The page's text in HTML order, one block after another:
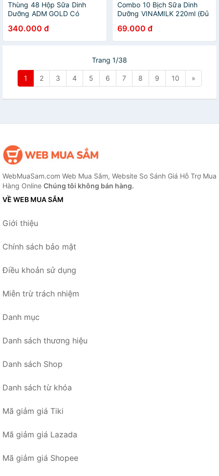
Thùng 48 Hộp Sữa Dinh
Dưỡng ADM GOLD Có
340.000 đ
Combo 10 Bịch Sữa Dinh
Dưỡng VINAMILK 220ml (Đủ
69.000 đ
Trang 1/38
1 2 3 4 5 6 7 8 9 10 »
WebMuaSam.com Web Mua Sắm, Website So Sánh Giá Hỗ Trợ Mua
Hàng Online Chúng tôi không bán hàng.
VỀ WEB MUA SẮM
Giới thiệu
Chính sách bảo mật
Điều khoản sử dụng
Miễn trừ trách nhiệm
Danh mục
Danh sách thương hiệu
Danh sách Shop
Danh sách từ khóa
Mã giảm giá Tiki
Mã giảm giá Lazada
Mã giảm giá Shopee